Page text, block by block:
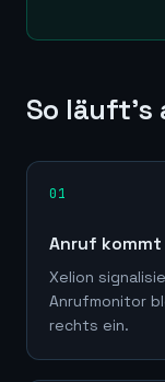
So läuft's
01
Anruf kommt
Xelion
Anrufmonitor
rechts ein.